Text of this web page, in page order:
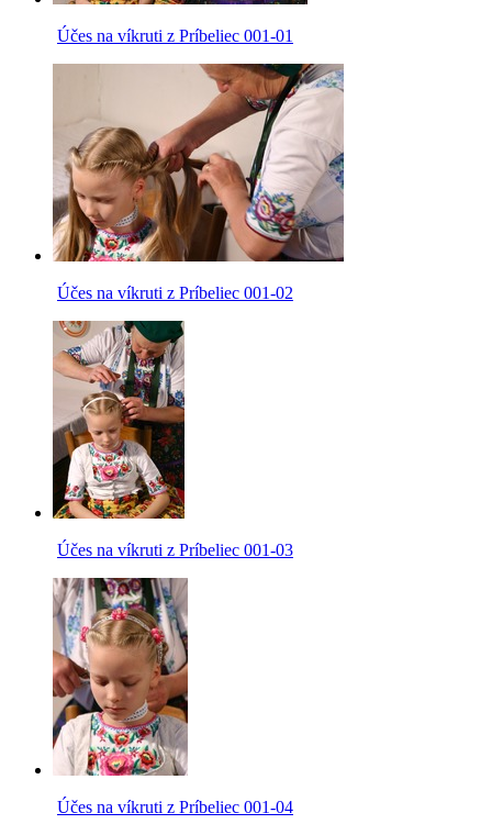
Účes na víkruti z Príbeliec 001-01
Účes na víkruti z Príbeliec 001-02
Účes na víkruti z Príbeliec 001-03
Účes na víkruti z Príbeliec 001-04